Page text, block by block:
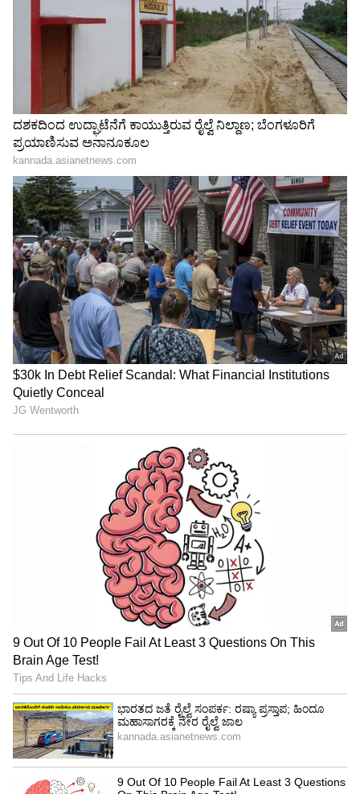
ಸಿಹಿತಿಂಡಿಗಳು ನಿಮಗೆ ಇಷ್ಟವಾಗಿದ್ದರೆ ಹಾಲು ಅಥವಾ
ಖೋವಾದಿಂದ ಮಾಡದಂತಹ ಸಿಹಿಯನ್ನು ನೀವು ಪ್ಯಾಕ್
ಮಾಡಬಹುದು.ಎಳ್ಳುಂಡೆ,ಚಿಕ್ಕಿ ಬಹಳ ಕಾಲ ಉಳಿಯುತ್ತದೆ.
ಹೋಗಬಹುದು.
ಪಿಸ್ತಾ :ಪಿಸ್ತಾ ಆರೋಗ್ಯಕ್ಕೆ ಬಹಳ ಒಳ್ಳೆಯದು. ಫೈಬರ್,
ಪೊಟ್ಯಾಸಿಯಮ್ ಮತ್ತು ಇತರ ಅಗತ್ಯ ಪೋಷಕಾಂಶಗಳು
ಇದ್ರಲ್ಲಿ ಹೆಚ್ಚಿನ ಪ್ರಮಾಣದಲ್ಲಿದೆ. ಇದನ್ನು ನೀವು ಪ್ರವಾಸದ
ವೇಳೆ ಪ್ಯಾಕ್ ಮಾಡಬಹುದು.
ಬಾದಾಮಿ :ಬಾದಾಮಿಯು ಬಹಳಷ್ಟು
ಫೈಬರ್,ಪೊಟ್ಯಾಸಿಯಮ್, ಪ್ರೊಟೀನ್ ಮತ್ತು ವಿಟಮಿನ್ ಬಿ
ಉಗುರುಗಳ ಆರೋಗ್ಯವನ್ನು ಸುಧಾರಿಸುತ್ತದೆ. ಇದನ್ನು ಪ್ಯಾಕ್
ಮಾಡುವುದು ಸುಲಭ. ಹಾಗೆ ವಾಹನ ಚಲಿಸುತ್ತಿರುವಾಗ್ಲೇ
ಇದನ್ನು ನೀವು ತಿನ್ನಬಹುದು. ತುರ್ತು ಹಸಿವನ್ನು ಇದು
Shetty speech | Suvarna News
ಶೇ.50 ರಿಂದ ಶೇ.18 ಕ್ಕೆ TAX ಇಳಿಕೆ: ಮೋದಿ-
ಟ್ರಂಪ್ ಐತಿಹಾಸಿಕ ಒಪ್ಪಂದ | India US
Trade Deal | Party Rounds